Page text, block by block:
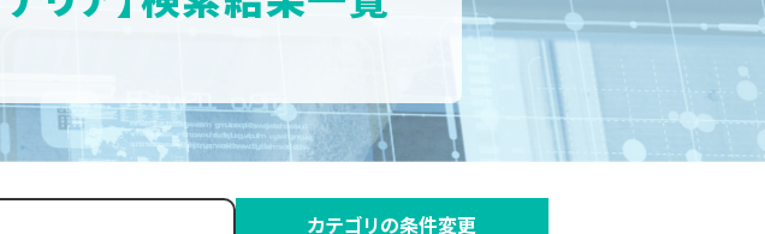
カテゴリの条件変更